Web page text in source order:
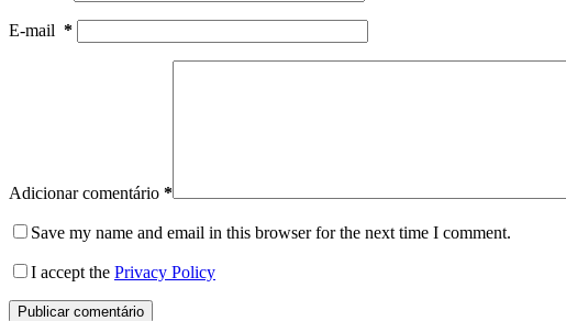
E-mail *
Adicionar comentário *
Save my name and email in this browser for the next time I comment.
I accept the Privacy Policy
Publicar comentário